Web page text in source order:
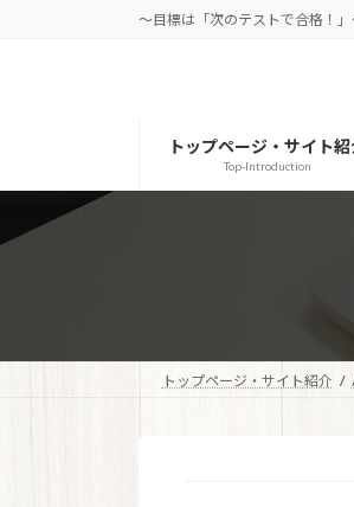
ッ
移
～目標は「次のテストで合格！
トップページ・サイト紹
Top-Introduction
トップページ・サイト紹介